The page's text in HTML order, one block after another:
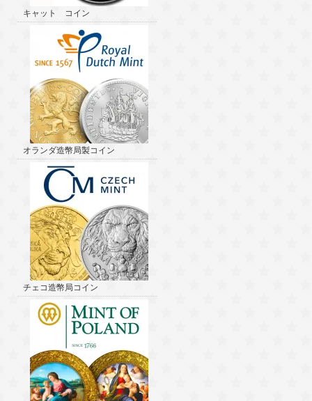
キャット コイン
オランダ造幣局製コイン
チェコ造幣局コイン